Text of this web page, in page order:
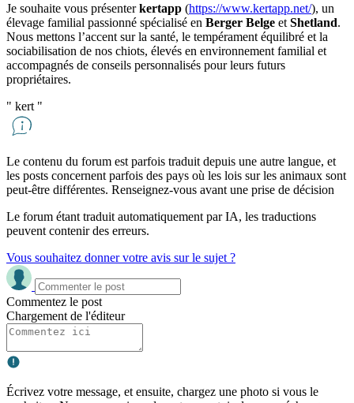
Je souhaite vous présenterkertapp (https://www.kertapp.net/), un
élevage familial passionné spécialisé en Berger Belge et Shetland.
Nous mettons l’accent sur la santé, le tempérament équilibré et la
sociabilisation de nos chiots, élevés en environnement familial et
accompagnés de conseils personnalisés pour leurs futurs
propriétaires.
" kert "
Le contenu du forum est parfois traduit depuis une autre langue, et
les posts concernent parfois des pays où les lois sur les animaux sont
peut-être différentes. Renseignez-vous avant une prise de décision
Le forum étant traduit automatiquement par IA, les traductions
peuvent contenir des erreurs.
Vous souhaitez donner votre avis sur le sujet ?
Commentez le post
Chargement de l'éditeur
Écrivez votre message, et ensuite, chargez une photo si vous le